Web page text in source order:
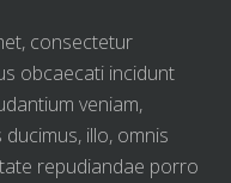
consectetur
obcaecati incidunt
veniam,
illo, omnis
repudiandae porro